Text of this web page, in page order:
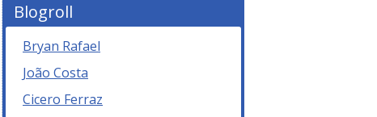
Blogroll
Bryan Rafael
João Costa
Cicero Ferraz